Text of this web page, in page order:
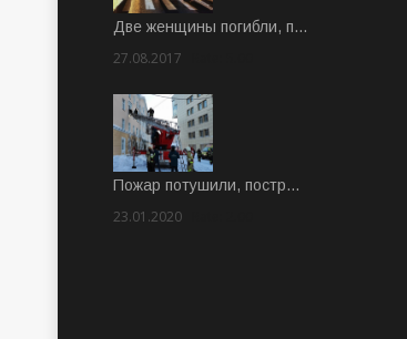
Две женщины погибли, п…
27.08.2017
Пожар потушили, постр…
23.01.2020